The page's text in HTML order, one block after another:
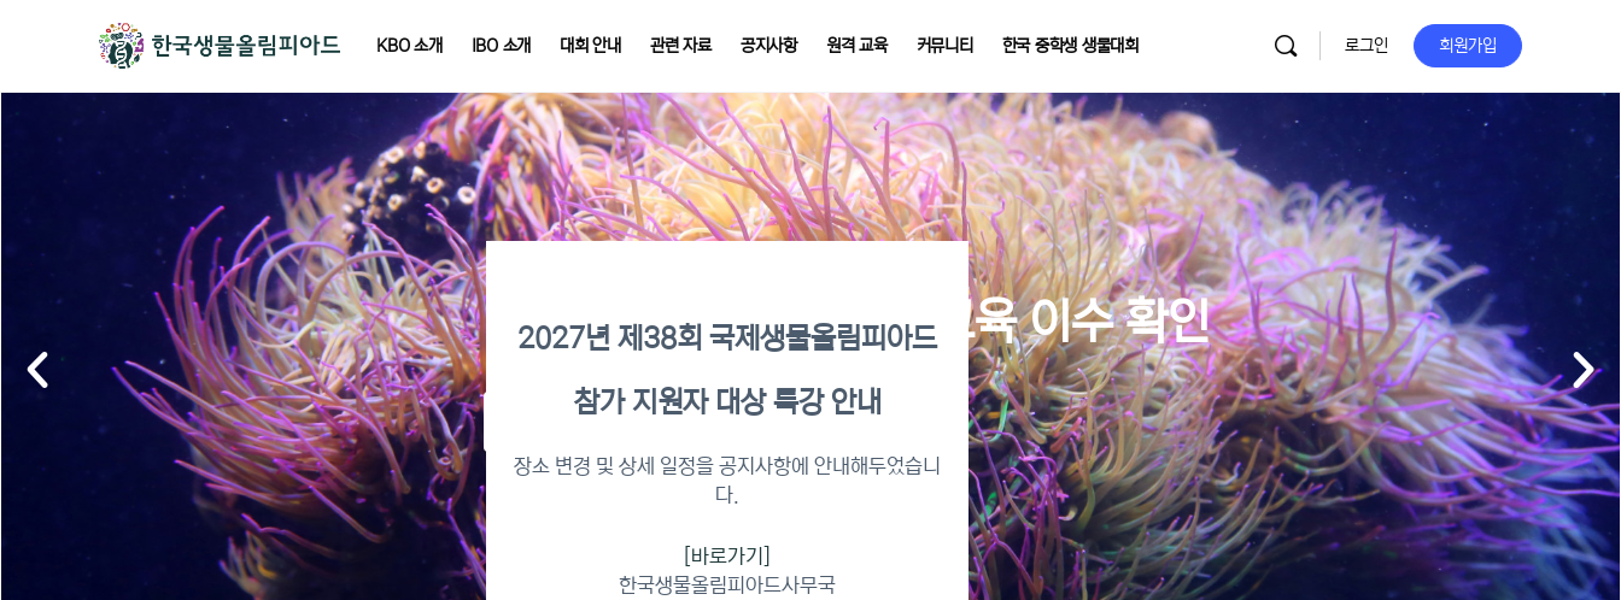
KBO 소개 IBO 소개 대회 안내 관련 자료 공지사항 원격 교육 커뮤니티 한국 중학생 생물대회 로그인 회원가입
2026년 KBO 2차 원격교육 이수 확인
이수증명서 확인 바로가기
2027년 제38회 국제생물올림피아드
참가 지원자 대상 특강 안내
장소 변경 및 상세 일정을 공지사항에 안내해두었습니
다.
[바로가기]
한국생물올림피아드사무국